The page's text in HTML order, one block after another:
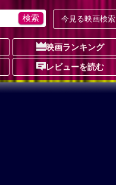
今見る映画検索
映画ランキング
レビューを読む